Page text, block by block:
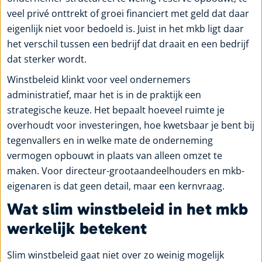
veel privé onttrekt of groei financiert met geld dat daar
eigenlijk niet voor bedoeld is. Juist in het mkb ligt daar
het verschil tussen een bedrijf dat draait en een bedrijf
dat sterker wordt.
Winstbeleid klinkt voor veel ondernemers
administratief, maar het is in de praktijk een
strategische keuze. Het bepaalt hoeveel ruimte je
overhoudt voor investeringen, hoe kwetsbaar je bent bij
tegenvallers en in welke mate de onderneming
vermogen opbouwt in plaats van alleen omzet te
maken. Voor directeur-grootaandeelhouders en mkb-
eigenaren is dat geen detail, maar een kernvraag.
Wat slim winstbeleid in het mkb
werkelijk betekent
Slim winstbeleid gaat niet over zo weinig mogelijk